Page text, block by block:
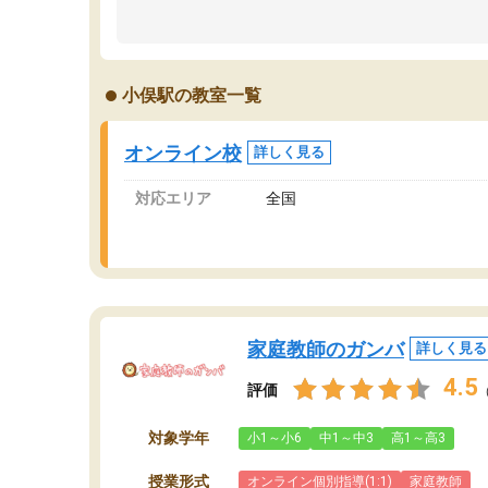
い
小俣駅の教室一覧
オンライン校 詳しく見る
対応エリア 全国
家庭教師のガンバ 詳しく見る
評価 4.5
対象学年 小1～小6 中1～中3 高1～高3
授業形式 オンライン個別指導(1:1) 家庭教師